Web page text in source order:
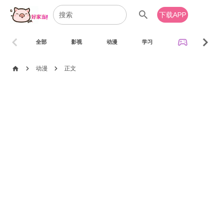
search 下载APP
全部 影视 动漫 学习 sports_esports
chevron_left chevron_right
home chevron_right 动漫 chevron_right 正文